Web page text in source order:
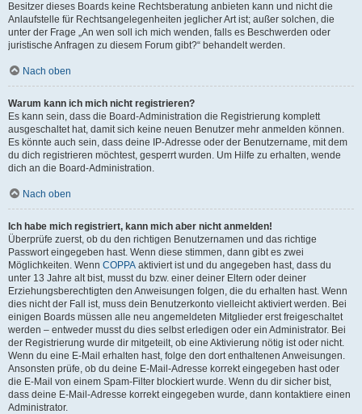
Besitzer dieses Boards keine Rechtsberatung anbieten kann und nicht die
Anlaufstelle für Rechtsangelegenheiten jeglicher Art ist; außer solchen, die
unter der Frage „An wen soll ich mich wenden, falls es Beschwerden oder
juristische Anfragen zu diesem Forum gibt?“ behandelt werden.
Nach oben
Warum kann ich mich nicht registrieren?
Es kann sein, dass die Board-Administration die Registrierung komplett
ausgeschaltet hat, damit sich keine neuen Benutzer mehr anmelden können.
Es könnte auch sein, dass deine IP-Adresse oder der Benutzername, mit dem
du dich registrieren möchtest, gesperrt wurden. Um Hilfe zu erhalten, wende
dich an die Board-Administration.
Nach oben
Ich habe mich registriert, kann mich aber nicht anmelden!
Überprüfe zuerst, ob du den richtigen Benutzernamen und das richtige
Passwort eingegeben hast. Wenn diese stimmen, dann gibt es zwei
Möglichkeiten. Wenn COPPA aktiviert ist und du angegeben hast, dass du
unter 13 Jahre alt bist, musst du bzw. einer deiner Eltern oder deiner
Erziehungsberechtigten den Anweisungen folgen, die du erhalten hast. Wenn
dies nicht der Fall ist, muss dein Benutzerkonto vielleicht aktiviert werden. Bei
einigen Boards müssen alle neu angemeldeten Mitglieder erst freigeschaltet
werden – entweder musst du dies selbst erledigen oder ein Administrator. Bei
der Registrierung wurde dir mitgeteilt, ob eine Aktivierung nötig ist oder nicht.
Wenn du eine E-Mail erhalten hast, folge den dort enthaltenen Anweisungen.
Ansonsten prüfe, ob du deine E-Mail-Adresse korrekt eingegeben hast oder
die E-Mail von einem Spam-Filter blockiert wurde. Wenn du dir sicher bist,
dass deine E-Mail-Adresse korrekt eingegeben wurde, dann kontaktiere einen
Administrator.